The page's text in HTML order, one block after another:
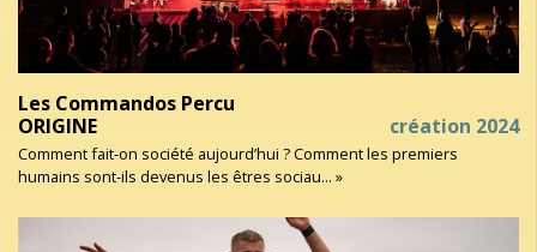
Les Commandos Percu
ORIGINE
création 2024
Comment fait-on société aujourd’hui ? Comment les premiers
humains sont-ils devenus les êtres sociau... »